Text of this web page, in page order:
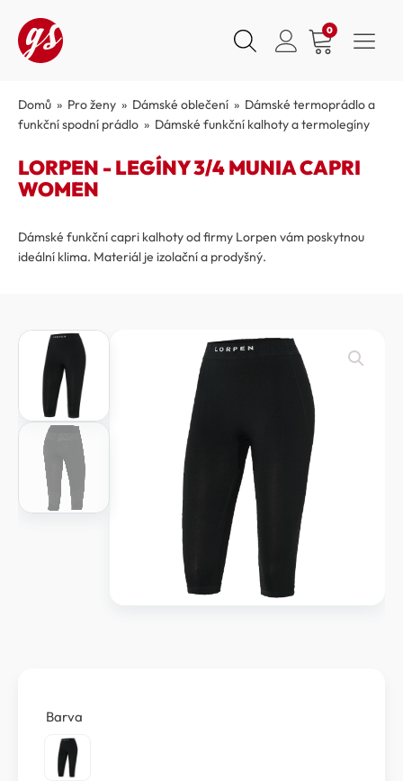
0
Domů » Pro ženy » Dámské oblečení » Dámské termoprádlo a
funkční spodní prádlo » Dámské funkční kalhoty a termolegíny
LORPEN - LEGÍNY 3/4 MUNIA CAPRI
WOMEN
Dámské funkční capri kalhoty od firmy Lorpen vám poskytnou
ideální klima. Materiál je izolační a prodyšný.
Barva